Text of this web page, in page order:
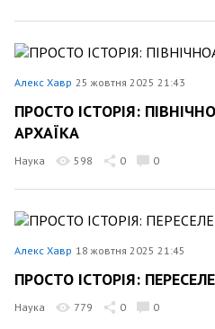
Алекс Хавр 25 жовтня 2025 21:43
ПРОСТО ІСТОРІЯ:
АРХАЇКА
Наука 598 0 0
Алекс Хавр 18 жовтня 2025 21:45
ПРОСТО ІСТОРІЯ:
Наука 779 0 0